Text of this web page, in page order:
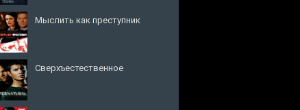
Мыслить как преступник
Сверхъестественное